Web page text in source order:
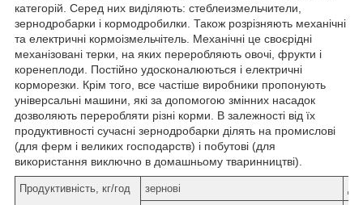
категорій. Серед них виділяють: стеблеизмельчители,
зернодробарки і кормодробилки. Також розрізняють механічні
та електричні кормоізмельчітель. Механічні це своєрідні
механізовані терки, на яких переробляють овочі, фрукти і
коренеплоди. Постійно удосконалюються і електричні
корморезки. Крім того, все частіше виробники пропонують
універсальні машини, які за допомогою змінних насадок
дозволяють переробляти різні корми. В залежності від їх
продуктивності сучасні зернодробарки ділять на промислові
(для ферм і великих господарств) і побутові (для
використання виключно в домашньому тваринництві).
Продуктивність, кг/год зернові